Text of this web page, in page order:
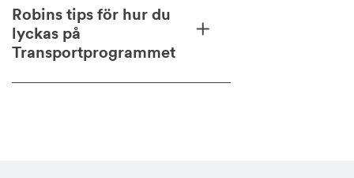
Robins tips för hur du
lyckas på
Transportprogrammet